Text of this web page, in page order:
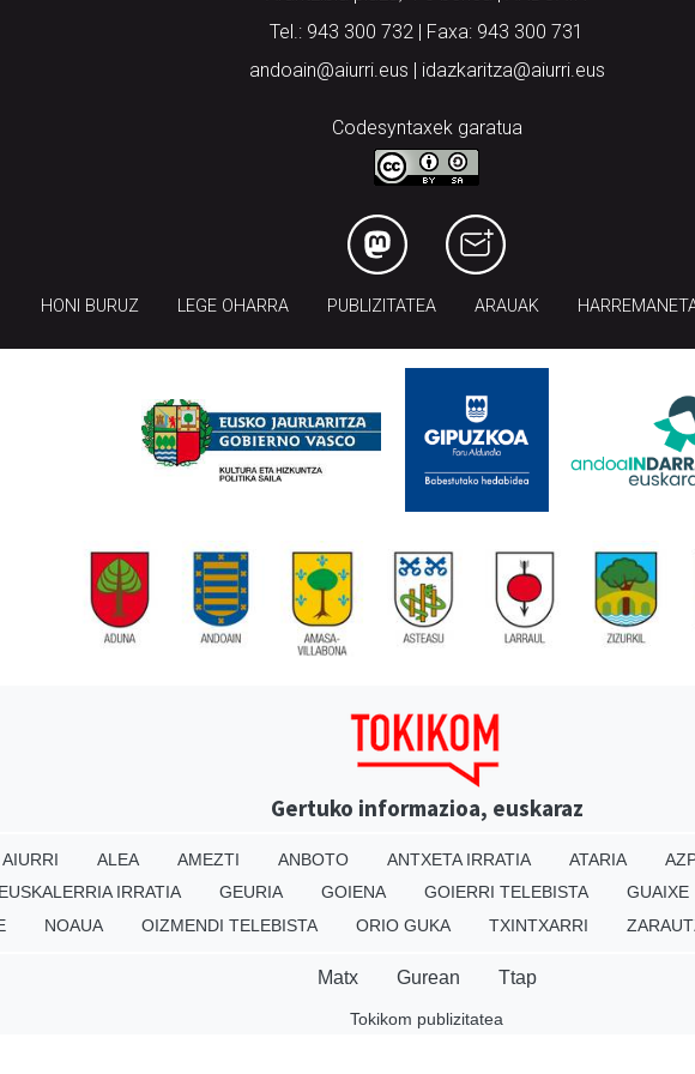
Tel.: 943 300 732 | Faxa: 943 300 731
andoain@aiurri.eus | idazkaritza@aiurri.eus
Codesyntaxek garatua
HONI BURUZ LEGE OHARRA PUBLIZITATEA ARAUAK
Gertuko informazioa, euskaraz
AIURRI ALEA AMEZTI ANBOTO ANTXETA IRRATIA ATARIA
EUSKALERRIA IRRATIA GEURIA GOIENA GOIERRI TELEBISTA GUAIXE
NOAUA OIZMENDI TELEBISTA ORIO GUKA TXINTXARRI
Matx Gurean Ttap
Tokikom publizitatea